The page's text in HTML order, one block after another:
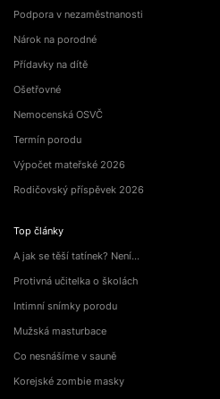
Podpora v nezaměstnanosti
Nárok na porodné
Přídavky na dítě
Ošetřovné
Nemocenská OSVČ
Termín porodu
Výpočet mateřské 2026
Rodičovský příspěvek 2026
Top články
A jak se těší tatínek? Není…
Protivná učitelka o školách
Intimní snímky porodu
Mužská masturbace
Co nesnášíme v sauně
Korejské zombie masky